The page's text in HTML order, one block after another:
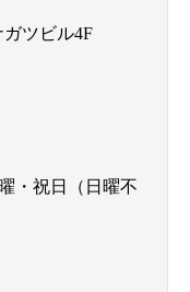
ツビル4F
・祝日（日曜不